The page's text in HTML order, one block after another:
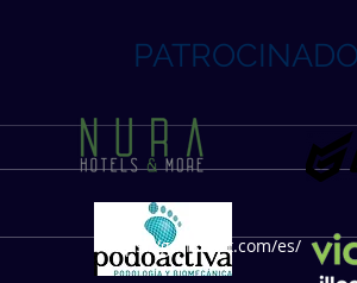
https://geffsport.com/es/